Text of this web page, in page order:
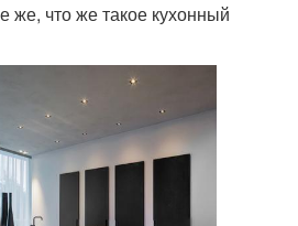
же, что же такое кухонный